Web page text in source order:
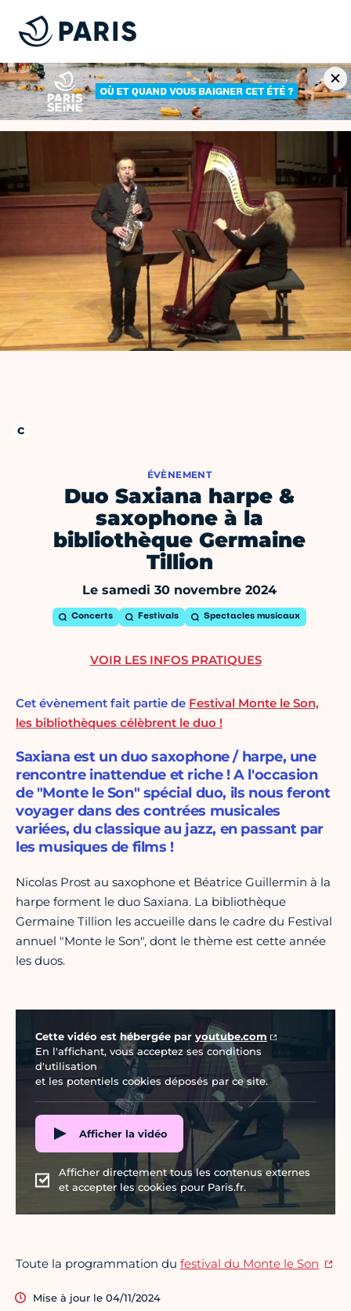
ÉVÈNEMENT
Duo Saxiana harpe &
saxophone à la
bibliothèque Germaine
Tillion
Le samedi 30 novembre 2024
Concerts Festivals Spectacles musicaux
Cet évènement fait partie de Festival Monte le Son,
les bibliothèques célèbrent le duo !
Saxiana est un duo saxophone / harpe, une
rencontre inattendue et riche ! A l'occasion
de "Monte le Son" spécial duo, ils nous feront
voyager dans des contrées musicales
variées, du classique au jazz, en passant par
les musiques de films !
Nicolas Prost au saxophone et Béatrice Guillermin à la
harpe forment le duo Saxiana. La bibliothèque
Germaine Tillion les accueille dans le cadre du Festival
annuel "Monte le Son", dont le thème est cette année
les duos.
Cette vidéo est hébergée par youtube.com
En l'affichant, vous acceptez ses conditions
d'utilisation
et les potentiels cookies déposés par ce site.
Afficher la vidéo
Afficher directement tous les contenus externes
et accepter les cookies pour Paris.fr.
Toute la programmation du festival du Monte le Son
Mise à jour le 04/11/2024
VOIR LES INFOS PRATIQUES